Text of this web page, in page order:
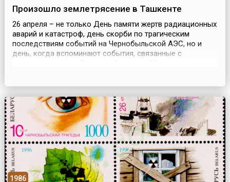
Произошло землетрясение в Ташкенте
26 апреля – не только День памяти жертв радиационных
аварий и катастроф, день скорби по трагическим
последствиям событий на Чернобыльской АЭС, но и
день, когда вспоминают события, связанные с
утром содрог...
1986